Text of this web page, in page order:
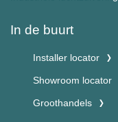
In de buurt
Installer locator
Showroom locator
Groothandels